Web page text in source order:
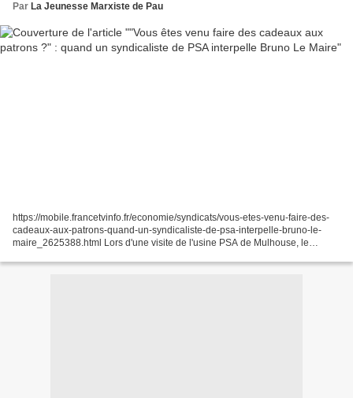
Par La Jeunesse Marxiste de Pau
https://mobile.francetvinfo.fr/economie/syndicats/vous-etes-venu-faire-des-
cadeaux-aux-patrons-quand-un-syndicaliste-de-psa-interpelle-bruno-le-
maire_2625388.html Lors d'une visite de l'usine PSA de Mulhouse, le